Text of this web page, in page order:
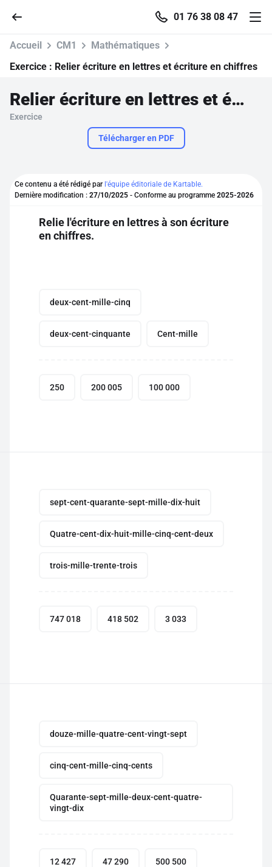
01 76 38 08 47
Accueil
Se connecter
S'inscrire gratuitement
Accueil CM1
Mathématiques
Exercice : Relier écriture en lettres et écriture en chiffres
Relier écriture en lettres et écriture en chiffres
Exercice
Télécharger en PDF
Ce contenu a été rédigé par l'équipe éditoriale de Kartable.
Dernière modification : 27/10/2025 - Conforme au programme 2025-2026
Relie l'écriture en lettres à son écriture
en chiffres.
deux-cent-mille-cinq
deux-cent-cinquante Cent-mille
250 200 005 100 000
sept-cent-quarante-sept-mille-dix-huit
Quatre-cent-dix-huit-mille-cinq-cent-deux
trois-mille-trente-trois
747 018 418 502 3 033
douze-mille-quatre-cent-vingt-sept
cinq-cent-mille-cinq-cents
Quarante-sept-mille-deux-cent-quatre-
vingt-dix
12 427 47 290 500 500